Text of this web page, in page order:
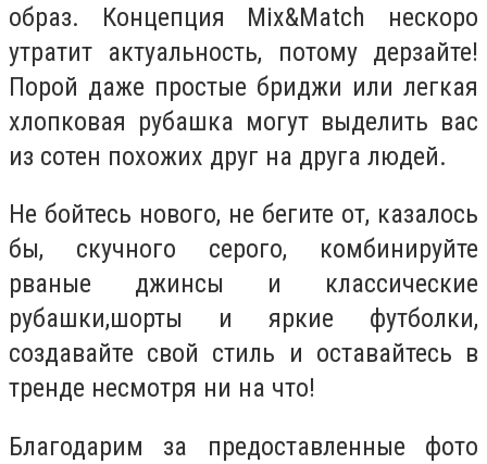
образ. Концепция Mix&Match нескоро
утратит актуальность, потому дерзайте!
Порой даже простые бриджи или легкая
хлопковая рубашка могут выделить вас
из сотен похожих друг на друга людей.
Не бойтесь нового, не бегите от, казалось
бы, скучного серого, комбинируйте
рваные джинсы и классические
рубашки,шорты и яркие футболки,
создавайте свой стиль и оставайтесь в
тренде несмотря ни на что!
Благодарим за предоставленные фото